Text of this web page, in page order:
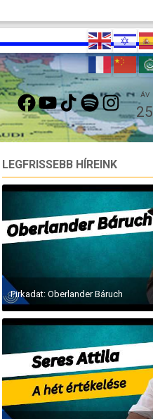
FACEBOOKYOUTUBETIKTOKSPOTIFYINSTAGRAMÁV
25
LEGFRISSEBB HÍREINK
Pirkadat: Oberlander Báruch